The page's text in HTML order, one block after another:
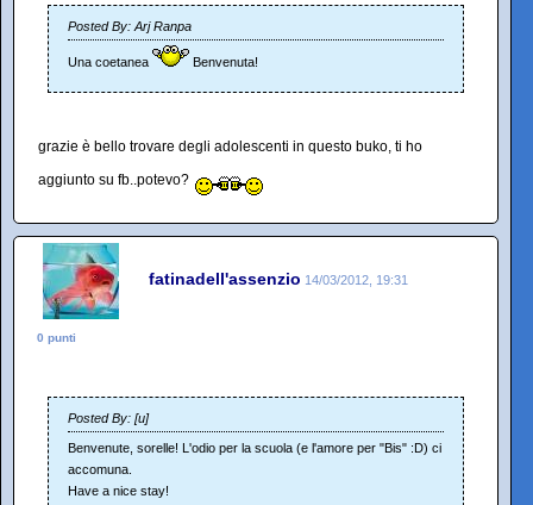
Posted By: Arj Ranpa
Una coetanea Benvenuta!
grazie è bello trovare degli adolescenti in questo buko, ti ho
aggiunto su fb..potevo?
fatinadell'assenzio 14/03/2012, 19:31
0 punti
Posted By: [u]
Benvenute, sorelle! L'odio per la scuola (e l'amore per "Bis" :D) ci
accomuna.
Have a nice stay!